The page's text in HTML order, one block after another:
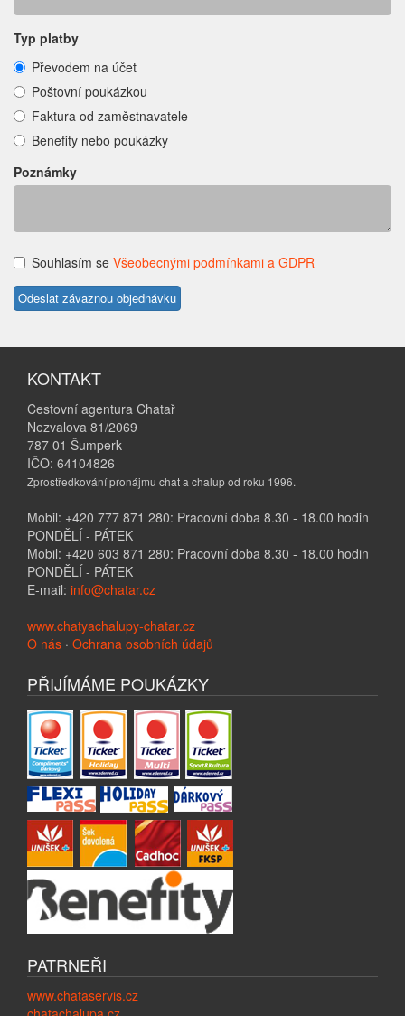
Typ platby
Převodem na účet
Poštovní poukázkou
Faktura od zaměstnavatele
Benefity nebo poukázky
Poznámky
Souhlasím se Všeobecnými podmínkami a GDPR
KONTAKT
Cestovní agentura Chatař
Nezvalova 81/2069
787 01 Šumperk
IČO: 64104826
Zprostředkování pronájmu chat a chalup od roku 1996.
Mobil: +420 777 871 280: Pracovní doba 8.30 - 18.00 hodin
PONDĚLÍ - PÁTEK
Mobil: +420 603 871 280: Pracovní doba 8.30 - 18.00 hodin
PONDĚLÍ - PÁTEK
E-mail: info@chatar.cz
www.chatyachalupy-chatar.cz
O nás · Ochrana osobních údajů
PŘIJÍMÁME POUKÁZKY
PATRNEŘI
www.chataservis.cz